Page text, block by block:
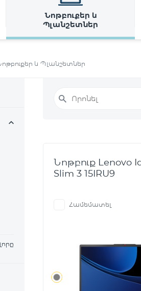
Նոթբուքեր և
Պլանշետներ
և Պլանշետներ
Նոթբուք Lenovo
Slim 3 15IRU9
Համեմատել